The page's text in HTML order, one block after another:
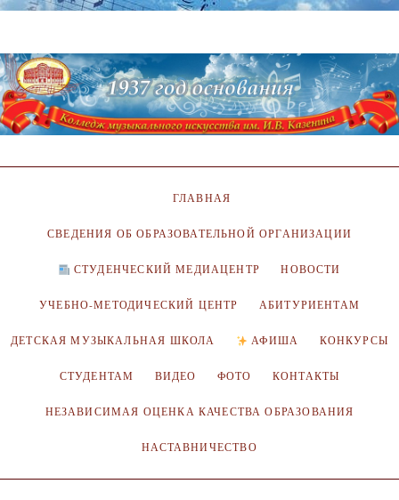
ГЛАВНАЯ
СВЕДЕНИЯ ОБ ОБРАЗОВАТЕЛЬНОЙ ОРГАНИЗАЦИИ
СТУДЕНЧЕСКИЙ МЕДИАЦЕНТР НОВОСТИ
УЧЕБНО-МЕТОДИЧЕСКИЙ ЦЕНТР АБИТУРИЕНТАМ
ДЕТСКАЯ МУЗЫКАЛЬНАЯ ШКОЛА АФИША КОНКУРСЫ
СТУДЕНТАМ ВИДЕО ФОТО КОНТАКТЫ
НЕЗАВИСИМАЯ ОЦЕНКА КАЧЕСТВА ОБРАЗОВАНИЯ
НАСТАВНИЧЕСТВО